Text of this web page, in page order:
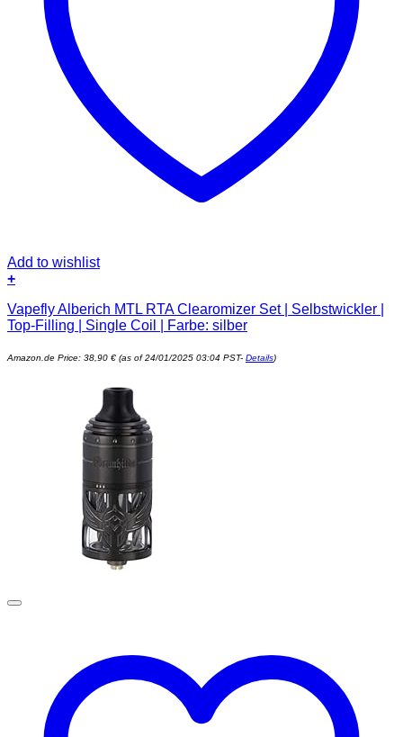
Add to wishlist
+
Vapefly Alberich MTL RTA Clearomizer Set | Selbstwickler |
Top-Filling | Single Coil | Farbe: silber
Amazon.de Price: 38,90 € (as of 24/01/2025 03:04 PST- Details)